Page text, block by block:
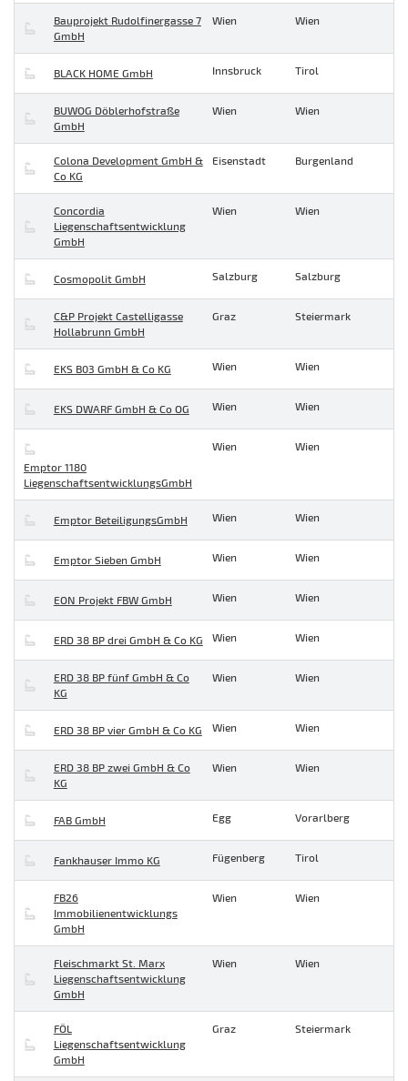
Bauprojekt Rudolfinergasse 7
GmbH
Wien Wien
BLACK HOME GmbH Innsbruck Tirol
BUWOG Döblerhofstraße
GmbH
Wien Wien
Colona Development GmbH &
Co KG
Eisenstadt Burgenland
Concordia
Liegenschaftsentwicklung
GmbH
Wien Wien
Cosmopolit GmbH Salzburg Salzburg
C&P Projekt Castelligasse
Hollabrunn GmbH
Graz Steiermark
EKS B03 GmbH & Co KG Wien Wien
EKS DWARF GmbH & Co OG Wien Wien
Emptor 1180
LiegenschaftsentwicklungsGmbH
Wien Wien
Emptor BeteiligungsGmbH Wien Wien
Emptor Sieben GmbH Wien Wien
EON Projekt FBW GmbH Wien Wien
ERD 38 BP drei GmbH & Co KG Wien Wien
ERD 38 BP fünf GmbH & Co
KG
Wien Wien
ERD 38 BP vier GmbH & Co KG Wien Wien
ERD 38 BP zwei GmbH & Co
KG
Wien Wien
FAB GmbH Egg Vorarlberg
Fankhauser Immo KG Fügenberg Tirol
FB26
Immobilienentwicklungs
GmbH
Wien Wien
Fleischmarkt St. Marx
Liegenschaftsentwicklung
GmbH
Wien Wien
FÖL
Liegenschaftsentwicklung
GmbH
Graz Steiermark